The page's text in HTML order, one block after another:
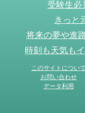
受験生必
きっと
将来の夢や進
時刻も天気も
このサイトについて
お問い合わせ
データ利用